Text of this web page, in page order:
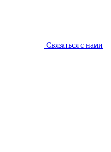
Связаться с нами